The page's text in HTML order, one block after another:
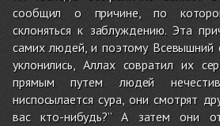
сообщил о причине, по
склоняться к заблуждению. Эта
самих людей, и поэтому Всевышний
уклонились, Аллах совратил их
прямым путем людей
ниспосылается сура, они смотрят
вас кто-нибудь?” А затем они